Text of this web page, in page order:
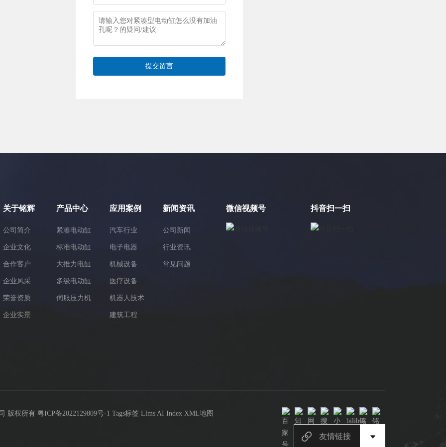
提交留言
关于铭辉
公司简介
企业文化
合作客户
企业风采
荣誉资质
企业实景
产品中心
紧凑电动缸
标准电动缸
大推力电缸
多级电动缸
伺服压力机
应用案例
汽车行业
电子电器
机械设备
医疗设备
机器人技术
建筑工程
新闻资讯
公司新闻
行业资讯
常见问题
微信视频号 抖音扫一扫
版权所有 粤ICP备2022129809号-1 Tags标签 Llms AI Index XML地图
友情链接